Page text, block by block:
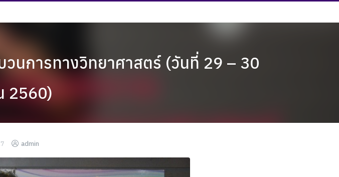
วนการทางวิทยาศาสตร์ (วันที่ 29 – 30
2560)
admin